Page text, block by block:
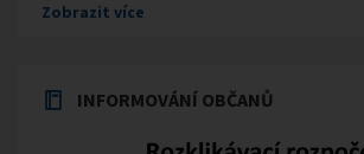
Zobrazit více
INFORMOVÁNÍ OBČANŮ